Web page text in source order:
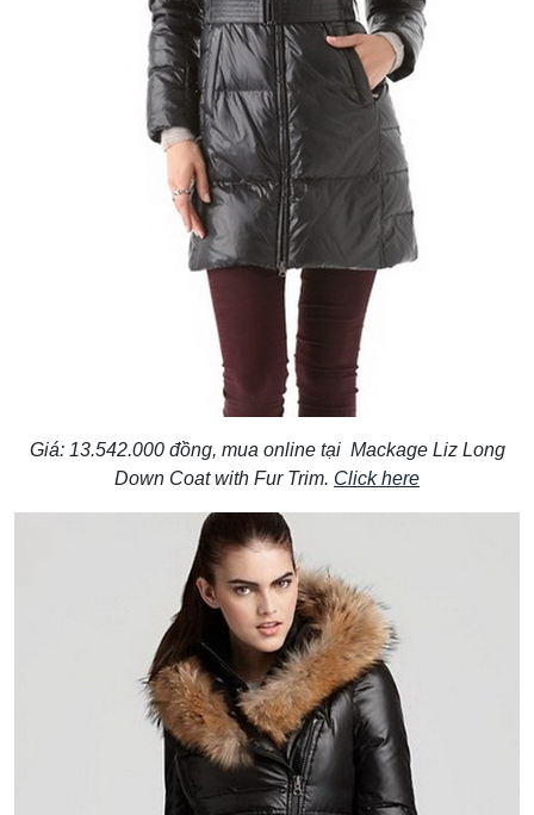
Giá: 13.542.000 đồng, mua online tại Mackage Liz Long
Down Coat with Fur Trim. Click here